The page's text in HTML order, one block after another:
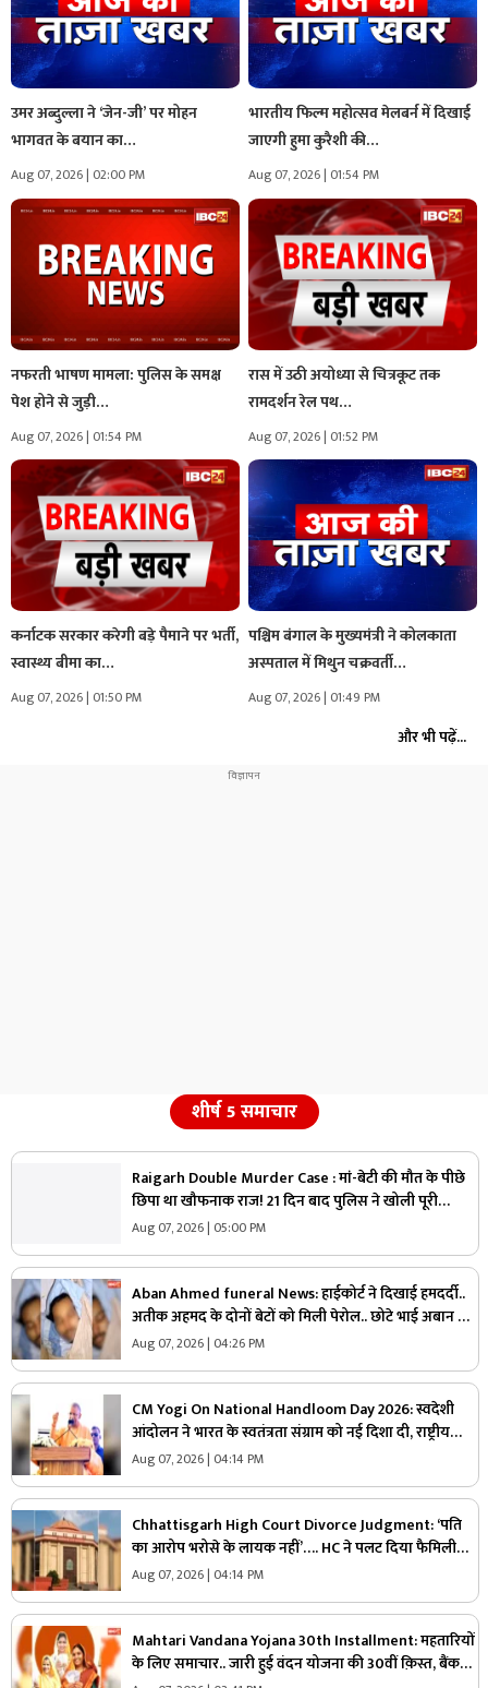
उमर अब्दुल्ला ने ‘जेन-जी’ पर मोहन
भागवत के बयान का…
Aug 07, 2026 | 02:00 PM
भारतीय फिल्म महोत्सव मेलबर्न में दिखाई
जाएगी हुमा कुरैशी की…
Aug 07, 2026 | 01:54 PM
नफरती भाषण मामला: पुलिस के समक्ष
पेश होने से जुड़ी…
Aug 07, 2026 | 01:54 PM
रास में उठी अयोध्या से चित्रकूट तक
रामदर्शन रेल पथ…
Aug 07, 2026 | 01:52 PM
कर्नाटक सरकार करेगी बड़े पैमाने पर भर्ती,
स्वास्थ्य बीमा का…
Aug 07, 2026 | 01:50 PM
पश्चिम बंगाल के मुख्यमंत्री ने कोलकाता
अस्पताल में मिथुन चक्रवर्ती…
Aug 07, 2026 | 01:49 PM
और भी पढ़ें...
शीर्ष 5 समाचार
Raigarh Double Murder Case : मां-बेटी की मौत के पीछे
छिपा था खौफनाक राज! 21 दिन बाद पुलिस ने खोली पूरी
साजिश, 65 साल के दरिंदे की करतूत जानकर कांप उठेंगे
Aug 07, 2026 | 05:00 PM
Aban Ahmed funeral News: हाईकोर्ट ने दिखाई हमदर्दी..
अतीक अहमद के दोनों बेटों को मिली पेरोल.. छोटे भाई अबान के
जनाज़े में होंगे शामिल
Aug 07, 2026 | 04:26 PM
CM Yogi On National Handloom Day 2026: स्वदेशी
आंदोलन ने भारत के स्वतंत्रता संग्राम को नई दिशा दी, राष्ट्रीय
हथकरघा दिवस सीएम योगी ने दी बधाई, अखिलेश पर भी साधा
Aug 07, 2026 | 04:14 PM
Chhattisgarh High Court Divorce Judgment: ‘पति
का आरोप भरोसे के लायक नहीं’…. HC ने पलट दिया फैमिली
कोर्ट का फैसला, तलाक का आदेश किया रद्द
Aug 07, 2026 | 04:14 PM
Mahtari Vandana Yojana 30th Installment: महतारियों
के लिए समाचार.. जारी हुई वंदन योजना की 30वीं क़िस्त, बैंक